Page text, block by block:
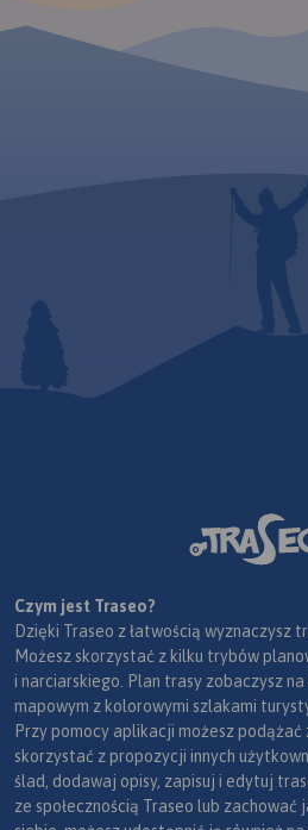
Czym jest Traseo?
Dzięki Traseo z łatwością wyznaczysz
Możesz skorzystać z kilku trybów
i narciarskiego. Plan trasy zobaczysz
mapowym z kolorowymi szlakami
Przy pomocy aplikacji możesz
skorzystać z propozycji innych
ślad, dodawaj opisy, zapisuj i edytuj
ze społecznością Traseo lub